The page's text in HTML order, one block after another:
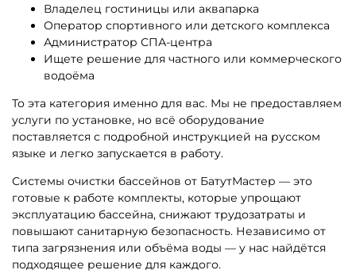
Владелец гостиницы или аквапарка
Оператор спортивного или детского комплекса
Администратор СПА-центра
Ищете решение для частного или коммерческого
водоёма
То эта категория именно для вас. Мы не предоставляем
услуги по установке, но всё оборудование
поставляется с подробной инструкцией на русском
языке и легко запускается в работу.
Системы очистки бассейнов от БатутМастер — это
готовые к работе комплекты, которые упрощают
эксплуатацию бассейна, снижают трудозатраты и
повышают санитарную безопасность. Независимо от
типа загрязнения или объёма воды — у нас найдётся
подходящее решение для каждого.